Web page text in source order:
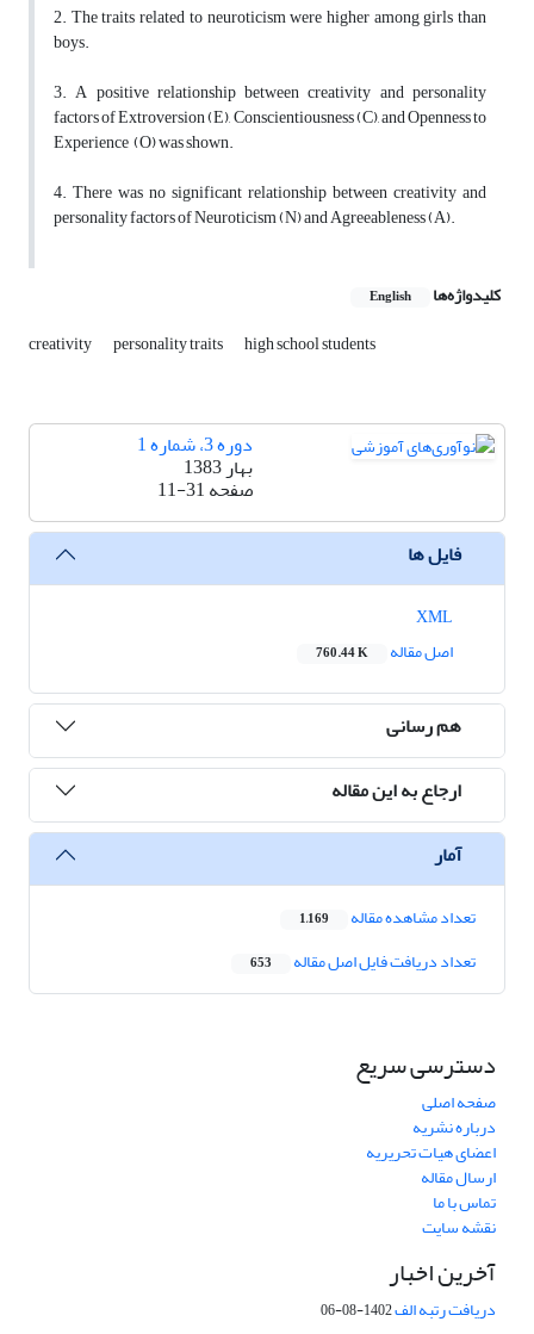
2. The traits related to neuroticism were higher among girls than
boys.
3. A positive relationship between creativity and personality
factors of Extroversion (E), Conscientiousness (C), and Openness to
Experience (O) was shown.
4. There was no significant relationship between creativity and
personality factors of Neuroticism (N) and Agreeableness (A).
کلیدواژه‌ها English
creativity personality traits high school students
دوره 3، شماره 1
بهار 1383
صفحه11-31
فایل ها
اصل مقاله
760.44 K
هم رسانی
ارجاع به این مقاله
آمار
تعداد مشاهده مقاله 1,169
تعداد دریافت فایل اصل مقاله 653
دسترسی سریع
صفحه اصلی
درباره نشریه
اعضای هیات تحریریه
ارسال مقاله
تماس با ما
نقشه سایت
آخرین اخبار
دریافت رتبه الف1402-08-06